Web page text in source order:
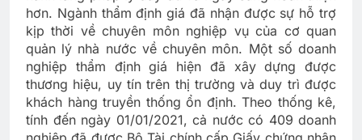
hơn. Ngành thẩm định giá đã nhận được sự hỗ trợ
kịp thời về chuyên môn nghiệp vụ của cơ quan
quản lý nhà nước về chuyên môn. Một số doanh
nghiệp thẩm định giá hiện đã xây dựng được
thương hiệu, uy tín trên thị trường và duy trì được
khách hàng truyền thống ổn định. Theo thống kê,
tính đến ngày 01/01/2021, cả nước có 409 doanh